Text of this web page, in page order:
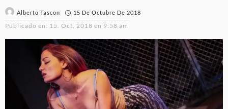
Alberto Tascon 15 De Octubre De 2018
Publicado en: 15. Oct, 2018 en 9:58 am